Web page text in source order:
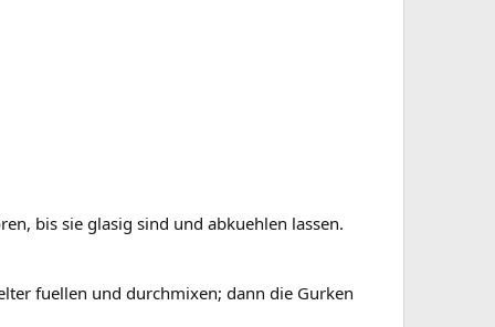
bis sie glasig sind und abkuehlen lassen.
fuellen und durchmixen; dann die Gurken